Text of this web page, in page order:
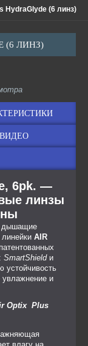
HydraGlyde (6 линз)
(6 ЛИНЗ)
ВИДЕО
6pk. —
линзы
AIR
: SmartShieldи
устойчивость
увлажнение и
Optix Plus